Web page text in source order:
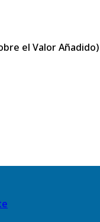
el Valor